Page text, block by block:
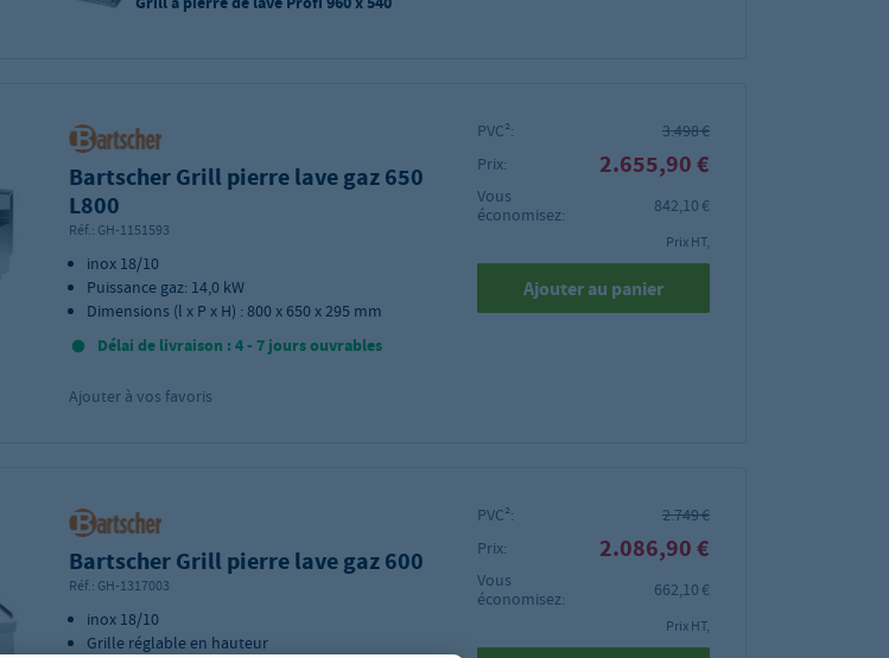
Bartscher Grill pierre lave gaz 650
L800
Réf.: GH-1151593
inox 18/10
Puissance gaz: 14,0 kW
Dimensions (l x P x H) : 800 x 650 x 295 mm
Délai de livraison : 4 - 7 jours ouvrables
Ajouter à vos favoris
PVC²:
3.498 €
Prix:
2.655,90 €
Vous
économisez:
842,10 €
Prix HT,
Ajouter au panier
Bartscher Grill pierre lave gaz 600
Réf.: GH-1317003
inox 18/10
Grille réglable en hauteur
PVC²:
2.749 €
Prix:
2.086,90 €
Vous
économisez:
662,10 €
Prix HT,